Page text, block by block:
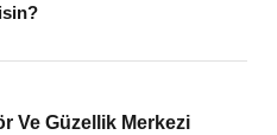
Ve Güzellik Merkezi